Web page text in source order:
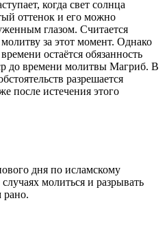
когда свет солнца
оттенок и его можно
глазом. Считается
за этот момент. Однако
остаётся обязанность
до времени молитвы Магриб. В
разрешается
после истечения этого
дня по исламскому
молиться и разрывать